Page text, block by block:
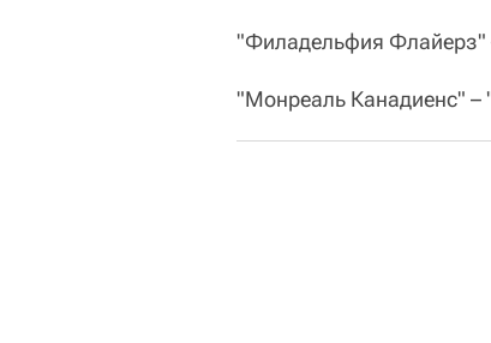
"Филадельфия Флайерз"
"Монреаль Канадиенс" –